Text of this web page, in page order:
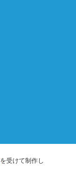
を受けて制作し